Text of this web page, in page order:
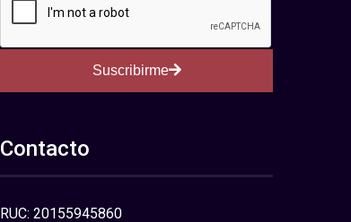
Suscribirme
Contacto
RUC: 20155945860